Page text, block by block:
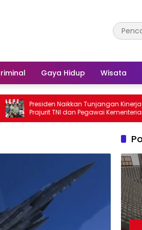
Gaya Hidup Wisata
Presiden Naikkan Tunjangan Kinerja
Prajurit TNI dan Pegawai Kementerian
Pertahanan